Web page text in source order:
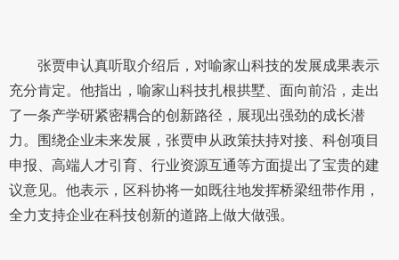
张贾申认真听取介绍后，对喻家山科技的发展成果表示
充分肯定。他指出，喻家山科技扎根拱墅、面向前沿，走出
了一条产学研紧密耦合的创新路径，展现出强劲的成长潜
力。围绕企业未来发展，张贾申从政策扶持对接、科创项目
申报、高端人才引育、行业资源互通等方面提出了宝贵的建
议意见。他表示，区科协将一如既往地发挥桥梁纽带作用，
全力支持企业在科技创新的道路上做大做强。